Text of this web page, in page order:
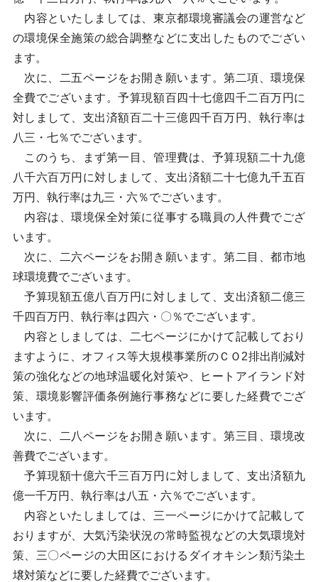
内容といたしましては、東京都環境審議会の運営など
の環境保全施策の総合調整などに支出したものでござい
ます。
次に、二五ページをお開き願います。第二項、環境保
全費でございます。予算現額百四十七億四千二百万円に
対しまして、支出済額百二十三億四千百万円、執行率は
八三・七％でございます。
このうち、まず第一目、管理費は、予算現額二十九億
八千六百万円に対しまして、支出済額二十七億九千五百
万円、執行率は九三・六％でございます。
内容は、環境保全対策に従事する職員の人件費でござ
います。
次に、二六ページをお開き願います。第二目、都市地
球環境費でございます。
予算現額五億八百万円に対しまして、支出済額二億三
千四百万円、執行率は四六・〇％でございます。
内容としましては、二七ページにかけて記載しており
ますように、オフィス等大規模事業所のＣＯ2排出削減対
策の強化などの地球温暖化対策や、ヒートアイランド対
策、環境影響評価条例施行事務などに要した経費でござ
います。
次に、二八ページをお開き願います。第三目、環境改
善費でございます。
予算現額十億六千三百万円に対しまして、支出済額九
億一千万円、執行率は八五・六％でございます。
内容といたしましては、三一ページにかけて記載して
おりますが、大気汚染状況の常時監視などの大気環境対
策、三〇ページの大田区におけるダイオキシン類汚染土
壌対策などに要した経費でございます。